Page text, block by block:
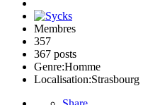
Membres
357
367 posts
Genre:Homme
Localisation:Strasbourg